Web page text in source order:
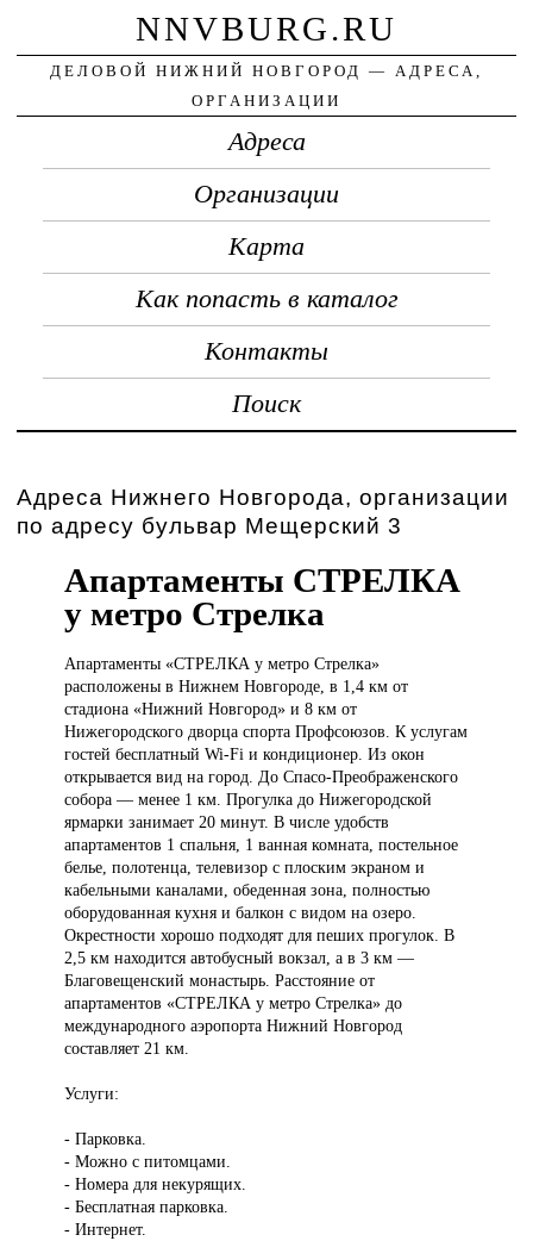
NNVBURG.RU
ДЕЛОВОЙ НИЖНИЙ НОВГОРОД — АДРЕСА,
ОРГАНИЗАЦИИ
Адреса
Организации
Карта
Как попасть в каталог
Контакты
Поиск
Адреса Нижнего Новгорода, организации
по адресу бульвар Мещерский 3
Апартаменты СТРЕЛКА
у метро Стрелка
Апартаменты «СТРЕЛКАу метро Стрелка»
расположены в Нижнем Новгороде, в 1,4 км от
стадиона «Нижний Новгород» и 8 км от
Нижегородского дворца спорта Профсоюзов. К услугам
гостей бесплатный Wi-Fi и кондиционер. Из окон
открывается вид на город. До Спасо-Преображенского
собора — менее 1 км. Прогулка до Нижегородской
ярмарки занимает 20 минут. В числе удобств
апартаментов 1 спальня, 1 ванная комната, постельное
белье, полотенца, телевизор с плоским экраном и
кабельными каналами, обеденная зона, полностью
оборудованная кухня и балкон с видом на озеро.
Окрестности хорошо подходят для пеших прогулок. В
2,5 км находится автобусный вокзал, а в 3 км —
Благовещенский монастырь. Расстояние от
апартаментов «СТРЕЛКА у метро Стрелка» до
международного аэропорта Нижний Новгород
составляет 21 км.
Услуги:
- Парковка.
- Можно с питомцами.
- Номера для некурящих.
- Бесплатная парковка.
- Интернет.